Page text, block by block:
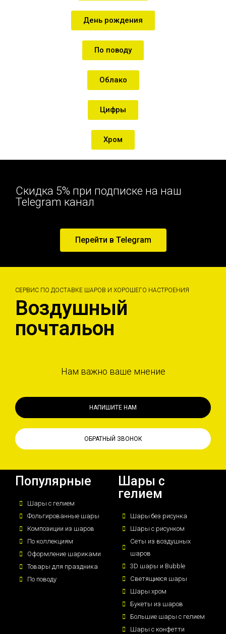
День рождения
По поводу
Облако
Цифры
Хром
Скидка 5% при подписке на наш
Telegram канал
Перейти в Telegram
СЕРВИС ПО ДОСТАВКЕ ШАРОВ И ХОРОШЕГО НАСТРОЕНИЯ
Воздушный
почтальон
Нам важно ваше мнение
НАПИШИТЕ НАМ
ОБРАТНЫЙ ЗВОНОК
Популярные
Шары с гелием
Фольгированные шары
Композиции из шаров
По коллекциям
Оформление шариками
Товары для праздника
По поводу
Шары с
гелием
Шары без рисунка
Шары с рисунком
Сеты из воздушных
шаров
3D шары и Bubble
Светящиеся шары
Шары хром
Букеты из шаров
Большие шары с гелием
Шары с конфетти